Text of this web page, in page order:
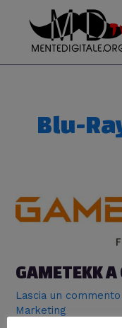
contenuto
Blu-
GAMETEKK
Lascia un commento
Marketing